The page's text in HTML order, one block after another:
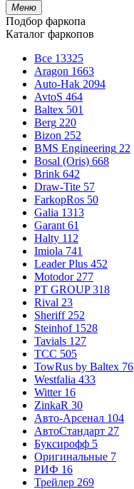
Меню
Подбор фаркопа
Каталог фаркопов
Все 13325
Aragon 1663
Auto-Hak 2094
AvtoS 464
Baltex 501
Berg 220
Bizon 252
BMS Engineering 22
Bosal (Oris) 668
Brink 642
Draw-Tite 57
FarkopRos 50
Galia 1313
Garant 61
Halty 112
Imiola 741
Leader Plus 452
Motodor 277
PT GROUP 318
Rival 23
Sheriff 252
Steinhof 1528
Tavials 127
TCC 505
TowRus by Baltex 76
Westfalia 433
Witter 16
ZinkaR 30
Авто-Арсенал 104
АвтоСтандарт 27
Буксирофф 5
Оригинальные 7
РИФ 16
Трейлер 269